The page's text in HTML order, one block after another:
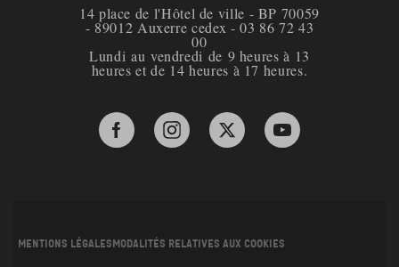
14 place de l'Hôtel de ville - BP 70059
- 89012 Auxerre cedex - 03 86 72 43
00
Lundi au vendredi de 9 heures à 13
heures et de 14 heures à 17 heures.
Facebook de la ville d'Auxerre
Instagram de la ville d'Auxerre
X de la ville d'Auxerre
YouTube de la ville
Mentions légales Modalités relatives aux cookies